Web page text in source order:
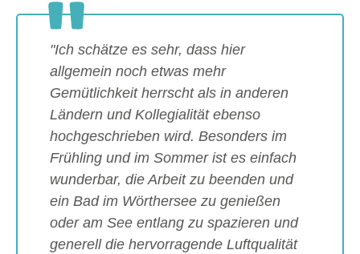
"Ich schätze es sehr, dass hier
allgemein noch etwas mehr
Gemütlichkeit herrscht als in anderen
Ländern und Kollegialität ebenso
hochgeschrieben wird. Besonders im
Frühling und im Sommer ist es einfach
wunderbar, die Arbeit zu beenden und
ein Bad im Wörthersee zu genießen
oder am See entlang zu spazieren und
generell die hervorragende Luftqualität